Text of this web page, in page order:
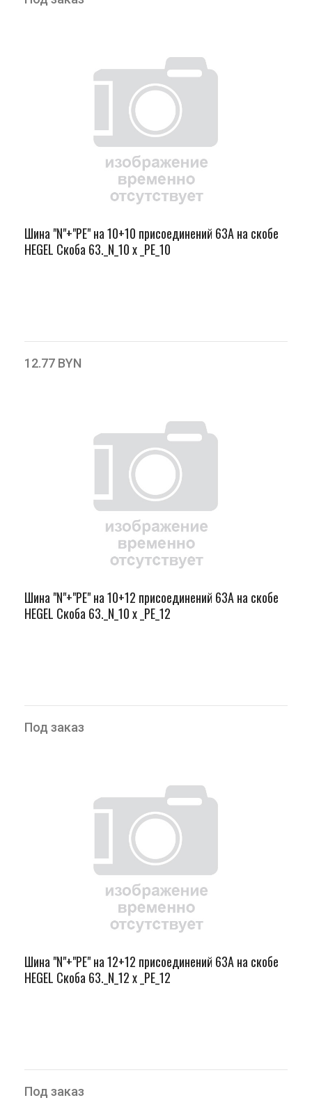
Шина "N"+"PЕ" на 10+10 присоединений 63А на скобе
HEGEL Скоба 63._N_10 х _PE_10
12.77 BYN
Шина "N"+"PЕ" на 10+12 присоединений 63А на скобе
HEGEL Скоба 63._N_10 х _PE_12
Под заказ
Шина "N"+"PЕ" на 12+12 присоединений 63А на скобе
HEGEL Скоба 63._N_12 х _PE_12
Под заказ